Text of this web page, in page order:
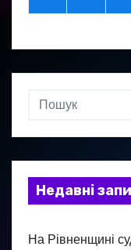
Недавні
На Рівненщині